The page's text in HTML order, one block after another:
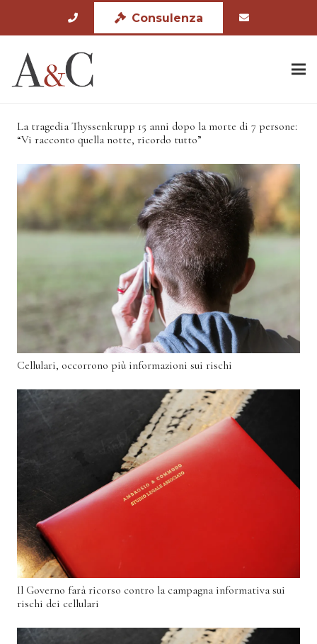
Consulenza
La tragedia Thyssenkrupp 15 anni dopo la morte di 7 persone:
“Vi racconto quella notte, ricordo tutto”
Cellulari, occorrono più informazioni sui rischi
Il Governo farà ricorso contro la campagna informativa sui
rischi dei cellulari